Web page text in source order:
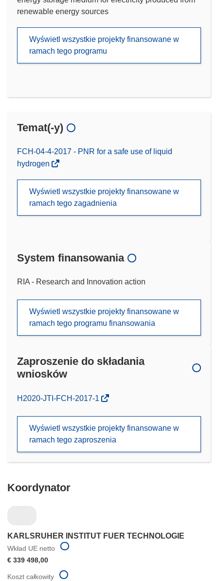
renewable energy sources
Wyświetl wszystkie projekty finansowane w
ramach tego programu
Temat(-y)
FCH-04-4-2017 - PNR for a safe use of liquid
hydrogen
Wyświetl wszystkie projekty finansowane w
ramach tego zagadnienia
System finansowania
RIA - Research and Innovation action
Wyświetl wszystkie projekty finansowane w
ramach tego programu finansowania
Zaproszenie do składania
wniosków
(odnośnik
nowym
H2020-JTI-FCH-2017-1
Wyświetl wszystkie projekty finansowane w
ramach tego zaproszenia
Koordynator
KARLSRUHER INSTITUT FUER TECHNOLOGIE
Wkład UE netto
€ 339 498,00
Koszt całkowity